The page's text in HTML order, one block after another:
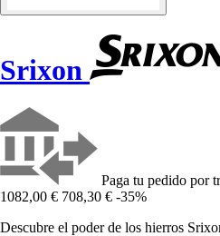
Srixon
Paga tu pedido por
1082,00 € 708,30 € -35%
Descubre el poder de los hierros